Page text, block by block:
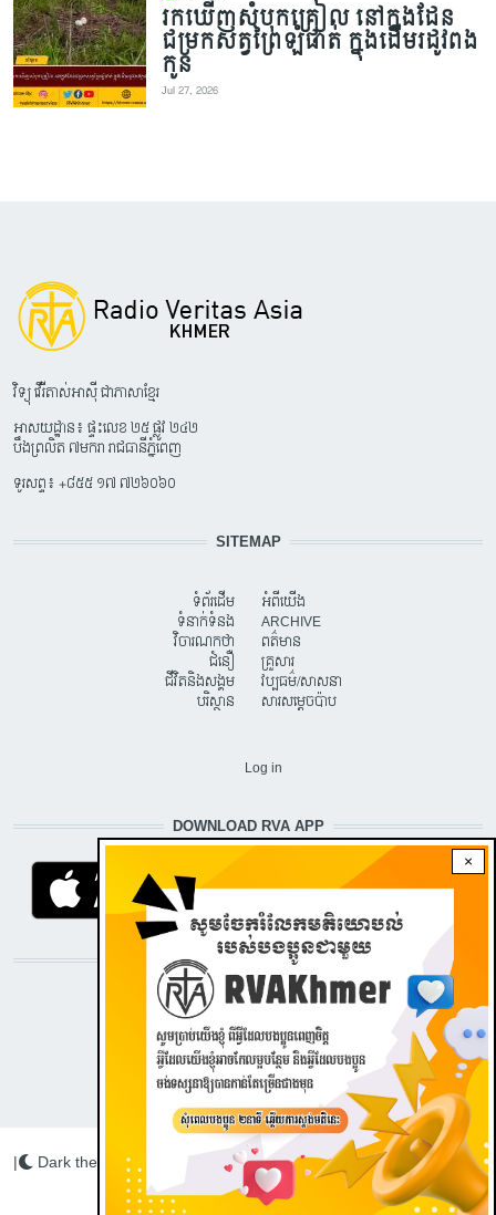
រកឃើញសំបុកគ្រៀល នៅក្នុងដែន
ជម្រកសត្វព្រៃឡំផាត់ ក្នុងដើមរដូវពង
កូន
Jul 27, 2026
×
វិទ្យុ វើរីតាស់អាស៊ី ជាភាសាខ្មែរ
អាសយដ្ឋាន៖ ផ្ទះលេខ ២៥ ផ្លូវ ២៤២
បឹងព្រលិត ៧មករា រាជធានីភ្នំពេញ
ទូរសព្ទ៖ +៨៥៥ ១៧ ៧២៦០៦០
SITEMAP
ទំព័រដើម
ទំនាក់ទំនង
វិចារណកថា
ជំនឿ
ជីវិតនិងសង្គម
បរិស្ថាន
អំពីយើង
ARCHIVE
ពត៌មាន
គ្រួសារ
វប្បធម៌/សាសនា
សារសម្តេចប៉ាប
Log in
DOWNLOAD RVA APP
STAY CONNECTED WITH US!
Radio Veritas Asia © 2022
| Dark theme